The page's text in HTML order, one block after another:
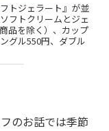
トジェラート』が並
フトクリームとジェ
品を除く）、カップ
グル550円、ダブル
のお話では季節